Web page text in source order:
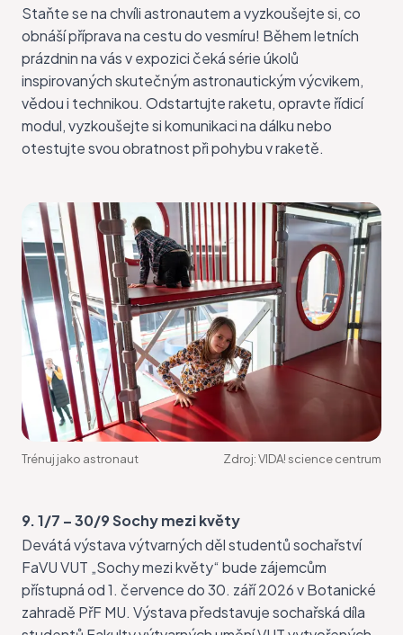
Staňte se na chvíli astronautema vyzkoušejte si, co
obnáší příprava na cestu do vesmíru! Během letních
prázdnin na vás v expozici čeká série úkolů
inspirovaných skutečným astronautickým výcvikem,
vědou i technikou. Odstartujte raketu, opravte řídicí
modul, vyzkoušejte si komunikaci na dálku nebo
otestujte svou obratnost při pohybu v raketě.
Trénuj jako astronaut Zdroj:VIDA! science centrum
9. 1/7 – 30/9 Sochy mezi květy
Devátá výstava výtvarných děl studentů sochařství
FaVU VUT „Sochy mezi květy“ bude zájemcům
přístupná od 1. července do 30. září 2026 v Botanické
zahradě PřF MU. Výstava představuje sochařská díla